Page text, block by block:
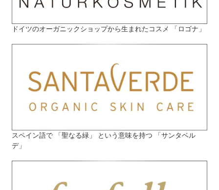
ドイツのオーガニックショップから生まれたコスメ 「ロゴナ」
スペイン語で 「聖なる緑」 という意味を持つ 「サンタベル
デ」